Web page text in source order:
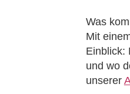
Was
Mit
Einblick:
und wo
unserer